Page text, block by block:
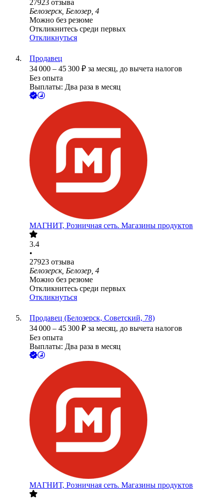
27923 отзыва
Белозерск, Белозер, 4
Можно без резюме
Откликнитесь среди первых
Откликнуться
Продавец
34 000 – 45 300 ₽ за месяц, до вычета налогов
Без опыта
Выплаты: Два раза в месяц
МАГНИТ, Розничная сеть. Магазины продуктов
3.4
•
27923 отзыва
Белозерск, Белозер, 4
Можно без резюме
Откликнитесь среди первых
Откликнуться
Продавец (Белозерск, Советский, 78)
34 000 – 45 300 ₽ за месяц, до вычета налогов
Без опыта
Выплаты: Два раза в месяц
МАГНИТ, Розничная сеть. Магазины продуктов